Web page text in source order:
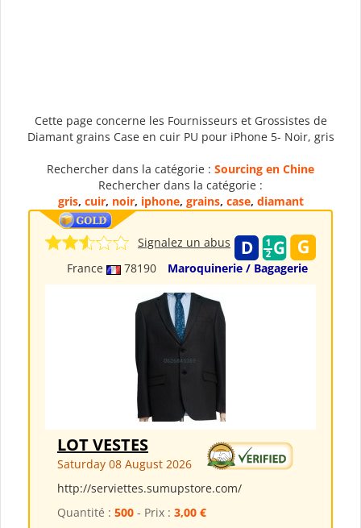
Cette page concerne les Fournisseurs et Grossistes de
Diamant grains Case en cuir PU pour iPhone 5- Noir, gris
Rechercher dans la catégorie : Sourcing en Chine
Rechercher dans la catégorie :
gris, cuir, noir, iphone, grains, case, diamant
France 78190 Maroquinerie / Bagagerie
Signalez un abus
LOT VESTES
Saturday 08 August 2026
http://serviettes.sumupstore.com/
Quantité : 500 - Prix : 3,00 €